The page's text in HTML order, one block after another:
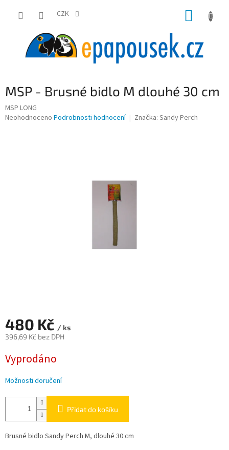
CZK
MSP - Brusné bidlo M dlouhé 30 cm
MSP LONG
Průměrné
Neohodnoceno Podrobnosti hodnocení Značka: Sandy Perch
480 Kč / ks
396,69 Kč bez DPH
cena:
Vyprodáno
Možnosti doručení
Přidat do košíku
Brusné bidlo Sandy Perch M, dlouhé 30 cm